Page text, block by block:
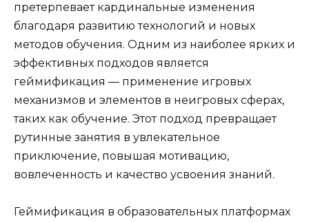
претерпевает кардинальные изменения
благодаря развитию технологий и новых
методов обучения. Одним из наиболее ярких и
эффективных подходов является
геймификация — применение игровых
механизмов и элементов в неигровых сферах,
таких как обучение. Этот подход превращает
рутинные занятия в увлекательное
приключение, повышая мотивацию,
вовлеченность и качество усвоения знаний.
Геймификация в образовательных платформах